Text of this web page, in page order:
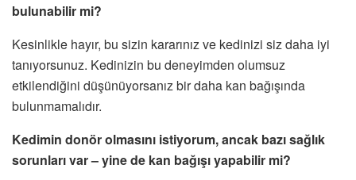
bulunabilir mi?
Kesinlikle hayır, bu sizin kararınız ve kedinizi siz daha iyi
tanıyorsunuz. Kedinizin bu deneyimden olumsuz
etkilendiğini düşünüyorsanız bir daha kan bağışında
bulunmamalıdır.
Kedimin donör olmasını istiyorum, ancak bazı sağlık
sorunları var – yine de kan bağışı yapabilir mi?